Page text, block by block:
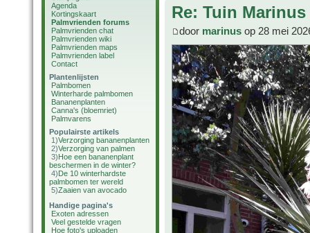
Agenda
Kortingskaart
Palmvrienden forums
Palmvrienden chat
Palmvrienden wiki
Palmvrienden maps
Palmvrienden label
Contact
Plantenlijsten
Palmbomen
Winterharde palmbomen
Bananenplanten
Canna's (bloemriet)
Palmvarens
Populairste artikels
1)Verzorging bananenplanten
2)Verzorging van palmen
3)Hoe een bananenplant
beschermen in de winter?
4)De 10 winterhardste
palmbomen ter wereld
5)Zaaien van avocado
Handige pagina's
Exoten adressen
Veel gestelde vragen
Hoe foto's uploaden
Re: Tuin Marinus
door marinus op 28 mei